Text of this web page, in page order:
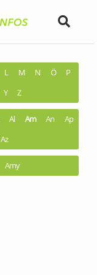
L M N Ö
P
Y Z
Al Am An
Ap
Az
Amy